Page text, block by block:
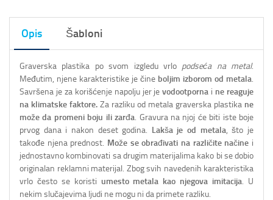
Opis Šabloni
Graverska plastika po svom izgledu vrlo podseća na metal.
Međutim, njene karakteristike je čine boljim izborom od metala.
Savršena je za korišćenje napolju jer jevodootporna i ne reaguje
na klimatske faktore. Za razliku od metala graverska plastika ne
može da promeni boju ili zarđa. Gravura na njoj će biti iste boje
prvog dana i nakon deset godina. Lakša je od metala, što je
takođe njena prednost. Može se obrađivati na različite načine i
jednostavno kombinovati sa drugim materijalima kako bi se dobio
originalan reklamni materijal. Zbog svih navedenih karakteristika
vrlo često se koristi umesto metala kao njegova imitacija. U
nekim slučajevima ljudi ne mogu ni da primete razliku.